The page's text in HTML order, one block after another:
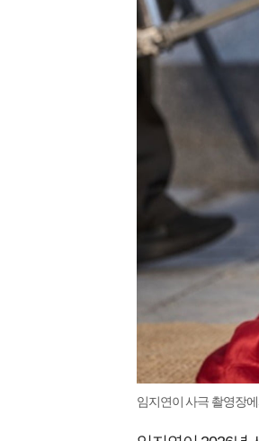
임지연이 사극 촬영장